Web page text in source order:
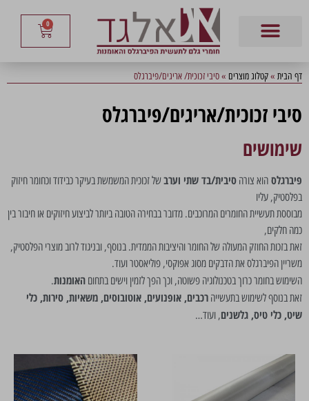
0
דף הבית »קטלוג מוצרים »סיבי זכוכית/ אריגים/פיברגלס
סיבי זכוכית/אריגים/פיברגלס
שימושים
פיברגלס הוא צורה סיבית/בד שתי וערבשל זכוכית המשמשת בעיקר כבידוד וכחומר חיזוק
בפלסטיק, עליו
מבוססת תעשיית החומרים המרוכבים. מדובר בבחירה הטובה ביותר לביצוע חיזוקים או חיבור בין
כמה חלקים,
זאת בזכות החוזק המעולה של החומר והיציבות הממדית. בנוסף, ובניגוד לרוב מוצרי הפלסטיק,
משריין הפיברגלס את הדבקים מסוג אפוקסי, פוליאסטר ועוד.
השימוש בחומר כרוך בטכנולוגיה פשוטה, וכך הפך לזמין וישים בתחום האומנות.
זאת בנוסף לשימוש בתעשייה רכבים, אופנועים, אוטובוסים, משאיות, סירות, כלי
שיט, כלי טיס, גלשנים, ועוד…